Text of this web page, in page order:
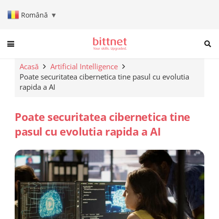
Română ▼
When autocomplete results
Acasă
Artificial Intelligence
Poate securitatea cibernetica tine pasul cu evolutia
rapida a AI
Poate securitatea cibernetica tine
pasul cu evolutia rapida a AI